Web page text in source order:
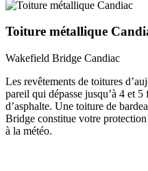
Toiture métallique
Wakefield Bridge Candiac
Les revêtements de toitures
pareil qui dépasse jusqu’à 4 et
d’asphalte. Une toiture de
Bridge constitue votre
à la météo.